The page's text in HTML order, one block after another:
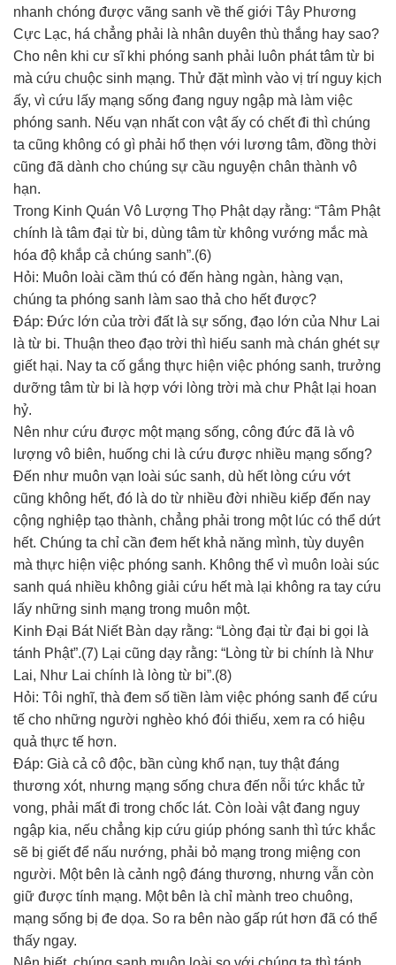
nhanh chóng được vãng sanh về thế giới Tây Phương
Cực Lạc, há chẳng phải là nhân duyên thù thắng hay sao?
Cho nên khi cư sĩ khi phóng sanh phải luôn phát tâm từ bi
mà cứu chuộc sinh mạng. Thử đặt mình vào vị trí nguy kịch
ấy, vì cứu lấy mạng sống đang nguy ngập mà làm việc
phóng sanh. Nếu vạn nhất con vật ấy có chết đi thì chúng
ta cũng không có gì phải hổ thẹn với lương tâm, đồng thời
cũng đã dành cho chúng sự cầu nguyện chân thành vô
hạn.
Trong Kinh Quán Vô Lượng Thọ Phật dạy rằng: “Tâm Phật
chính là tâm đại từ bi, dùng tâm từ không vướng mắc mà
hóa độ khắp cả chúng sanh”.(6)
Hỏi: Muôn loài cầm thú có đến hàng ngàn, hàng vạn,
chúng ta phóng sanh làm sao thả cho hết được?
Đáp: Đức lớn của trời đất là sự sống, đạo lớn của Như Lai
là từ bi. Thuận theo đạo trời thì hiếu sanh mà chán ghét sự
giết hại. Nay ta cố gắng thực hiện việc phóng sanh, trưởng
dưỡng tâm từ bi là hợp với lòng trời mà chư Phật lại hoan
hỷ.
Nên như cứu được một mạng sống, công đức đã là vô
lượng vô biên, huống chi là cứu được nhiều mạng sống?
Đến như muôn vạn loài súc sanh, dù hết lòng cứu vớt
cũng không hết, đó là do từ nhiều đời nhiều kiếp đến nay
cộng nghiệp tạo thành, chẳng phải trong một lúc có thể dứt
hết. Chúng ta chỉ cần đem hết khả năng mình, tùy duyên
mà thực hiện việc phóng sanh. Không thể vì muôn loài súc
sanh quá nhiều không giải cứu hết mà lại không ra tay cứu
lấy những sinh mạng trong muôn một.
Kinh Đại Bát Niết Bàn dạy rằng: “Lòng đại từ đại bi gọi là
tánh Phật”.(7) Lại cũng dạy rằng: “Lòng từ bi chính là Như
Lai, Như Lai chính là lòng từ bi”.(8)
Hỏi: Tôi nghĩ, thà đem số tiền làm việc phóng sanh để cứu
tế cho những người nghèo khó đói thiếu, xem ra có hiệu
quả thực tế hơn.
Đáp: Già cả cô độc, bần cùng khổ nạn, tuy thật đáng
thương xót, nhưng mạng sống chưa đến nỗi tức khắc tử
vong, phải mất đi trong chốc lát. Còn loài vật đang nguy
ngập kia, nếu chẳng kịp cứu giúp phóng sanh thì tức khắc
sẽ bị giết để nấu nướng, phải bỏ mạng trong miệng con
người. Một bên là cảnh ngộ đáng thương, nhưng vẫn còn
giữ được tính mạng. Một bên là chỉ mành treo chuông,
mạng sống bị đe dọa. So ra bên nào gấp rút hơn đã có thể
thấy ngay.